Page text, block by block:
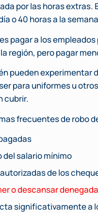
por las horas extras.
o 40 horas a la
pagar a los
región, pero pagar
pueden experimentar
para uniformes u
cubrir.
frecuentes de robo
del salario mínimo
de los
o descansar
significativamente a